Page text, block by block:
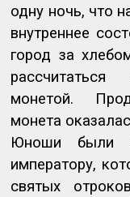
одну ночь, что
внутреннее
город за
монетой.
монета
Юноши были
императору,
святых